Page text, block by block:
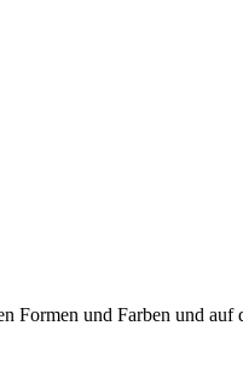
Formen und Farben und